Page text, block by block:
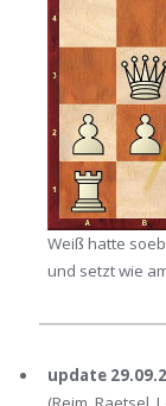
Weiß hatte
und setzt wie
update